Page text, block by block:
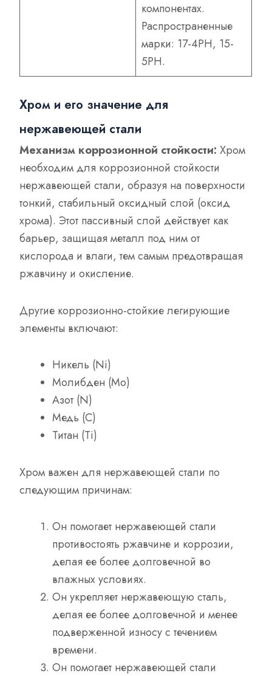
компонентах.
Распространенные
марки: 17-4PH, 15-
5PH.
Хром и его значение для
нержавеющей стали
Механизм коррозионной стойкости:Хром
необходим для коррозионной стойкости
нержавеющей стали, образуя на поверхности
тонкий, стабильный оксидный слой (оксид
хрома). Этот пассивный слой действует как
барьер, защищая металл под ним от
кислорода и влаги, тем самым предотвращая
ржавчину и окисление.
Другие коррозионно-стойкие легирующие
элементы включают:
Никель (Ni)
Молибден (Mo)
Азот (N)
Медь (С)
Титан (Ti)
Хром важен для нержавеющей стали по
следующим причинам:
Он помогает нержавеющей стали
противостоять ржавчине и коррозии,
делая ее более долговечной во
влажных условиях.
Он укрепляет нержавеющую сталь,
делая ее более долговечной и менее
подверженной износу с течением
времени.
Он помогает нержавеющей стали